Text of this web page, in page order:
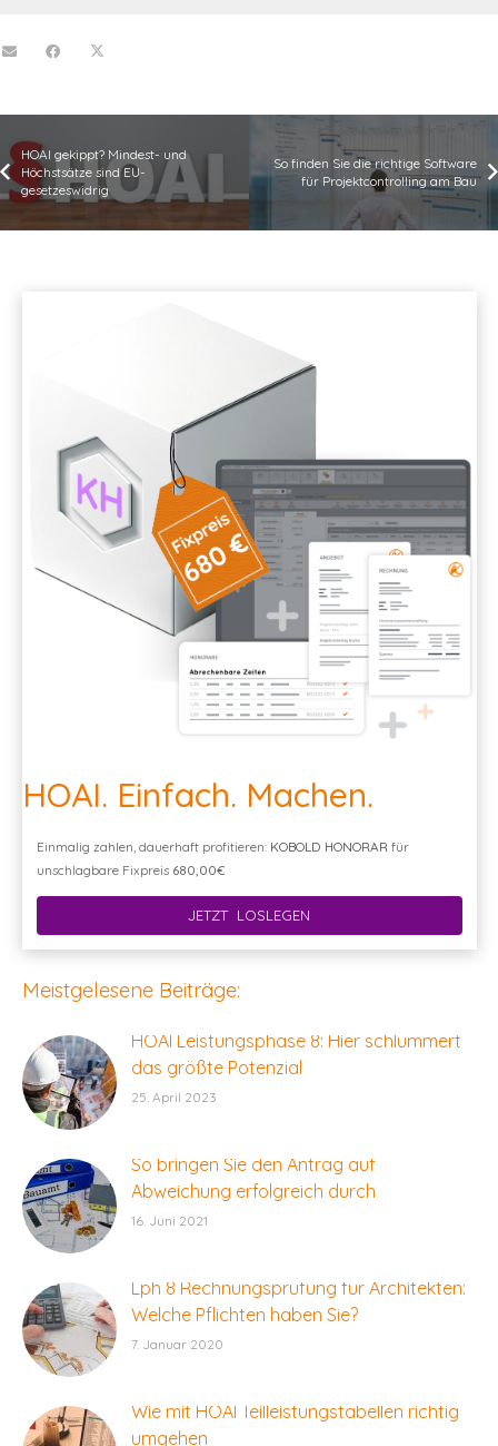
HOAI gekippt? Mindest- und
Höchstsätze sind EU-
gesetzeswidrig
So finden Sie die richtige Software
für Projektcontrolling am Bau
HOAI. Einfach. Machen.
Einmalig zahlen, dauerhaft profitieren: KOBOLD HONORAR für
unschlagbare Fixpreis680,00€
JETZT LOSLEGEN
Meistgelesene Beiträge:
HOAI Leistungsphase 8: Hier schlummert
das größte Potenzial
25. April 2023
So bringen Sie den Antrag auf
Abweichung erfolgreich durch
16. Juni 2021
Lph 8 Rechnungsprüfung für Architekten:
Welche Pflichten haben Sie?
7. Januar 2020
Wie mit HOAI Teilleistungstabellen richtig
umgehen